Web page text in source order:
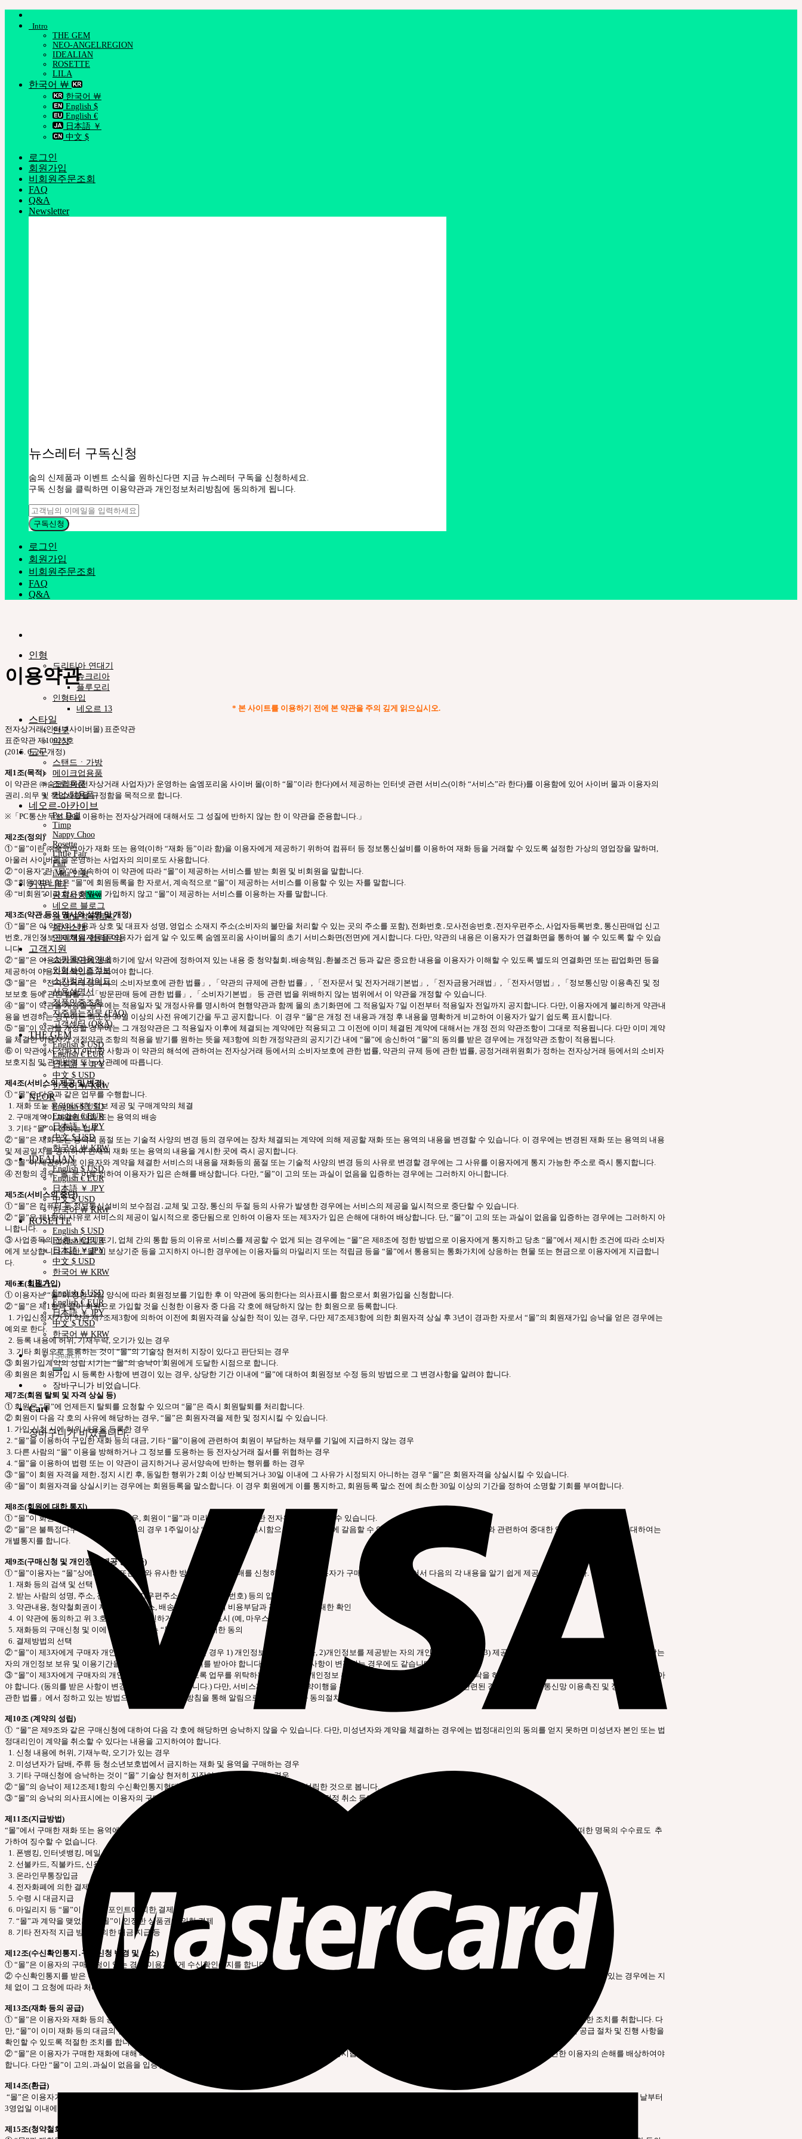
Skip
Intro
THE GEM
NEO-ANGELREGION
IDEALIAN
ROSETTE
LILA
한국어 ￦
한국어 ￦
English $
English €
日本語 ￥
中文 $
로그인
회원가입
비회원주문조회
FAQ
Q&A
Newsletter
뉴스레터 구독신청
숨의 신제품과 이벤트 소식을 원하신다면 지금 뉴스레터 구독을 신청하세요.
구독 신청을 클릭하면 이용약관과 개인정보처리방침에 동의하게 됩니다.
로그인
회원가입
비회원주문조회
FAQ
Q&A
인형
드리티아 연대기
슈크리아
플루모리
인형타입
네오르 13
스타일
안구
의상
도구
스탠드ㆍ가방
메이크업용품
조립용품
커스텀용품
네오르-아카이브
Pet Doll
Timp
Nappy Choo
Rosette
Little Fair
Fair
iMda 인형
커뮤니티
공지사항
네오르 블로그
숨 예술적 공로자
회사소개
인재채용·협력문의
고객지원
쇼핑몰이용안내
인형사이즈정보
스킨컬러가이드
사용설명서
정품인증조회
자주묻는질문 (FAQ)
고객센터 (Q&A)
THE GEM
English $ USD
English € EUR
日本語 ￥ JPY
中文 $ USD
한국어 ￦ KRW
NEOR
English $ USD
English € EUR
日本語 ￥ JPY
中文 $ USD
한국어 ￦ KRW
IDEALIAN
English $ USD
English € EUR
日本語 ￥ JPY
中文 $ USD
한국어 ￦ KRW
ROSETTE
English $ USD
English € EUR
日本語 ￥ JPY
中文 $ USD
한국어 ￦ KRW
LILA
English $ USD
English € EUR
日本語 ￥ JPY
中文 $ USD
한국어 ￦ KRW
Search
for:
장바구니가 비었습니다.
Cart
장바구니가 비었습니다.
이용약관
* 본 사이트를 이용하기 전에 본 약관을 주의 깊게 읽으십시오.
전자상거래(인터넷사이버몰) 표준약관
표준약관 제10023호
(2015. 6. 26. 개정)
제1조(목적)
이 약관은 ㈜숨코리아(전자상거래 사업자)가 운영하는 숨엠포리움 사이버 몰(이하 “몰”이라 한다)에서 제공하는 인터넷 관련 서비스(이하 “서비스”라 한다)를 이용함에 있어 사이버 몰과 이용자의
권리․의무 및 책임사항을 규정함을 목적으로 합니다.
※「PC통신, 무선 등을 이용하는 전자상거래에 대해서도 그 성질에 반하지 않는 한 이 약관을 준용합니다.」
제2조(정의)
① “몰”이란 ㈜숨코리아가 재화 또는 용역(이하 “재화 등”이라 함)을 이용자에게 제공하기 위하여 컴퓨터 등 정보통신설비를 이용하여 재화 등을 거래할 수 있도록 설정한 가상의 영업장을 말하며,
아울러 사이버몰을 운영하는 사업자의 의미로도 사용합니다.
② “이용자”란 “몰”에 접속하여 이 약관에 따라 “몰”이 제공하는 서비스를 받는 회원 및 비회원을 말합니다.
③ “회원”이라 함은 “몰”에 회원등록을 한 자로서, 계속적으로 “몰”이 제공하는 서비스를 이용할 수 있는 자를 말합니다.
④ “비회원”이라 함은 회원에 가입하지 않고 “몰”이 제공하는 서비스를 이용하는 자를 말합니다.
제3조(약관 등의 명시와 설명 및 개정)
① “몰”은 이 약관의 내용과 상호 및 대표자 성명, 영업소 소재지 주소(소비자의 불만을 처리할 수 있는 곳의 주소를 포함), 전화번호․모사전송번호․전자우편주소, 사업자등록번호, 통신판매업 신고
번호, 개인정보관리책임자등을 이용자가 쉽게 알 수 있도록 숨엠포리움 사이버몰의 초기 서비스화면(전면)에 게시합니다. 다만, 약관의 내용은 이용자가 연결화면을 통하여 볼 수 있도록 할 수 있습
니다.
② “몰”은 이용자가 약관에 동의하기에 앞서 약관에 정하여져 있는 내용 중 청약철회․배송책임․환불조건 등과 같은 중요한 내용을 이용자가 이해할 수 있도록 별도의 연결화면 또는 팝업화면 등을
제공하여 이용자의 확인을 구하여야 합니다.
③ “몰”은 「전자상거래 등에서의 소비자보호에 관한 법률」, 「약관의 규제에 관한 법률」, 「전자문서 및 전자거래기본법」, 「전자금융거래법」, 「전자서명법」, 「정보통신망 이용촉진 및 정
보보호 등에 관한 법률」, 「방문판매 등에 관한 법률」, 「소비자기본법」 등 관련 법을 위배하지 않는 범위에서 이 약관을 개정할 수 있습니다.
④ “몰”이 약관을 개정할 경우에는 적용일자 및 개정사유를 명시하여 현행약관과 함께 몰의 초기화면에 그 적용일자 7일 이전부터 적용일자 전일까지 공지합니다. 다만, 이용자에게 불리하게 약관내
용을 변경하는 경우에는 최소한 30일 이상의 사전 유예기간을 두고 공지합니다. 이 경우 “몰“은 개정 전 내용과 개정 후 내용을 명확하게 비교하여 이용자가 알기 쉽도록 표시합니다.
⑤ “몰”이 약관을 개정할 경우에는 그 개정약관은 그 적용일자 이후에 체결되는 계약에만 적용되고 그 이전에 이미 체결된 계약에 대해서는 개정 전의 약관조항이 그대로 적용됩니다. 다만 이미 계약
을 체결한 이용자가 개정약관 조항의 적용을 받기를 원하는 뜻을 제3항에 의한 개정약관의 공지기간 내에 “몰”에 송신하여 “몰”의 동의를 받은 경우에는 개정약관 조항이 적용됩니다.
⑥ 이 약관에서 정하지 아니한 사항과 이 약관의 해석에 관하여는 전자상거래 등에서의 소비자보호에 관한 법률, 약관의 규제 등에 관한 법률, 공정거래위원회가 정하는 전자상거래 등에서의 소비자
보호지침 및 관계법령 또는 상관례에 따릅니다.
제4조(서비스의 제공 및 변경)
① “몰”은 다음과 같은 업무를 수행합니다.
1. 재화 또는 용역에 대한 정보 제공 및 구매계약의 체결
2. 구매계약이 체결된 재화 또는 용역의 배송
3. 기타 “몰”이 정하는 업무
② “몰”은 재화 또는 용역의 품절 또는 기술적 사양의 변경 등의 경우에는 장차 체결되는 계약에 의해 제공할 재화 또는 용역의 내용을 변경할 수 있습니다. 이 경우에는 변경된 재화 또는 용역의 내용
및 제공일자를 명시하여 현재의 재화 또는 용역의 내용을 게시한 곳에 즉시 공지합니다.
③ “몰”이 제공하기로 이용자와 계약을 체결한 서비스의 내용을 재화등의 품절 또는 기술적 사양의 변경 등의 사유로 변경할 경우에는 그 사유를 이용자에게 통지 가능한 주소로 즉시 통지합니다.
④ 전항의 경우 “몰”은 이로 인하여 이용자가 입은 손해를 배상합니다. 다만, “몰”이 고의 또는 과실이 없음을 입증하는 경우에는 그러하지 아니합니다.
제5조(서비스의 중단)
① “몰”은 컴퓨터 등 정보통신설비의 보수점검․교체 및 고장, 통신의 두절 등의 사유가 발생한 경우에는 서비스의 제공을 일시적으로 중단할 수 있습니다.
② “몰”은 제1항의 사유로 서비스의 제공이 일시적으로 중단됨으로 인하여 이용자 또는 제3자가 입은 손해에 대하여 배상합니다. 단, “몰”이 고의 또는 과실이 없음을 입증하는 경우에는 그러하지 아
니합니다.
③ 사업종목의 전환, 사업의 포기, 업체 간의 통합 등의 이유로 서비스를 제공할 수 없게 되는 경우에는 “몰”은 제8조에 정한 방법으로 이용자에게 통지하고 당초 “몰”에서 제시한 조건에 따라 소비자
에게 보상합니다. 다만, “몰”이 보상기준 등을 고지하지 아니한 경우에는 이용자들의 마일리지 또는 적립금 등을 “몰”에서 통용되는 통화가치에 상응하는 현물 또는 현금으로 이용자에게 지급합니
다.
제6조(회원가입)
① 이용자는 “몰”이 정한 가입 양식에 따라 회원정보를 기입한 후 이 약관에 동의한다는 의사표시를 함으로서 회원가입을 신청합니다.
② “몰”은 제1항과 같이 회원으로 가입할 것을 신청한 이용자 중 다음 각 호에 해당하지 않는 한 회원으로 등록합니다.
1. 가입신청자가 이 약관 제7조제3항에 의하여 이전에 회원자격을 상실한 적이 있는 경우, 다만 제7조제3항에 의한 회원자격 상실 후 3년이 경과한 자로서 “몰”의 회원재가입 승낙을 얻은 경우에는
예외로 한다.
2. 등록 내용에 허위, 기재누락, 오기가 있는 경우
3. 기타 회원으로 등록하는 것이 “몰”의 기술상 현저히 지장이 있다고 판단되는 경우
③ 회원가입계약의 성립 시기는 “몰”의 승낙이 회원에게 도달한 시점으로 합니다.
④ 회원은 회원가입 시 등록한 사항에 변경이 있는 경우, 상당한 기간 이내에 “몰”에 대하여 회원정보 수정 등의 방법으로 그 변경사항을 알려야 합니다.
제7조(회원 탈퇴 및 자격 상실 등)
① 회원은 “몰”에 언제든지 탈퇴를 요청할 수 있으며 “몰”은 즉시 회원탈퇴를 처리합니다.
② 회원이 다음 각 호의 사유에 해당하는 경우, “몰”은 회원자격을 제한 및 정지시킬 수 있습니다.
1. 가입 신청 시에 허위 내용을 등록한 경우
2. “몰”을 이용하여 구입한 재화 등의 대금, 기타 “몰”이용에 관련하여 회원이 부담하는 채무를 기일에 지급하지 않는 경우
3. 다른 사람의 “몰” 이용을 방해하거나 그 정보를 도용하는 등 전자상거래 질서를 위협하는 경우
4. “몰”을 이용하여 법령 또는 이 약관이 금지하거나 공서양속에 반하는 행위를 하는 경우
③ “몰”이 회원 자격을 제한․정지 시킨 후, 동일한 행위가 2회 이상 반복되거나 30일 이내에 그 사유가 시정되지 아니하는 경우 “몰”은 회원자격을 상실시킬 수 있습니다.
④ “몰”이 회원자격을 상실시키는 경우에는 회원등록을 말소합니다. 이 경우 회원에게 이를 통지하고, 회원등록 말소 전에 최소한 30일 이상의 기간을 정하여 소명할 기회를 부여합니다.
제8조(회원에 대한 통지)
① “몰”이 회원에 대한 통지를 하는 경우, 회원이 “몰”과 미리 약정하여 지정한 전자우편 주소로 할 수 있습니다.
② “몰”은 불특정다수 회원에 대한 통지의 경우 1주일이상 “몰” 게시판에 게시함으로서 개별 통지에 갈음할 수 있습니다. 다만, 회원 본인의 거래와 관련하여 중대한 영향을 미치는 사항에 대하여는
개별통지를 합니다.
제9조(구매신청 및 개인정보 제공 동의 등)
① “몰”이용자는 “몰”상에서 다음 또는 이와 유사한 방법에 의하여 구매를 신청하며, “몰”은 이용자가 구매신청을 함에 있어서 다음의 각 내용을 알기 쉽게 제공하여야 합니다.
1. 재화 등의 검색 및 선택
2. 받는 사람의 성명, 주소, 전화번호, 전자우편주소(또는 이동전화번호) 등의 입력
3. 약관내용, 청약철회권이 제한되는 서비스, 배송료․설치비 등의 비용부담과 관련한 내용에 대한 확인
4. 이 약관에 동의하고 위 3.호의 사항을 확인하거나 거부하는 표시 (예, 마우스 클릭)
5. 재화등의 구매신청 및 이에 관한 확인 또는 “몰”의 확인에 대한 동의
6. 결제방법의 선택
② “몰”이 제3자에게 구매자 개인정보를 제공할 필요가 있는 경우 1) 개인정보를 제공받는 자, 2)개인정보를 제공받는 자의 개인정보 이용목적, 3) 제공하는 개인정보의 항목, 4) 개인정보를 제공받는
자의 개인정보 보유 및 이용기간을 구매자에게 알리고 동의를 받아야 합니다. (동의를 받은 사항이 변경되는 경우에도 같습니다.)
③ “몰”이 제3자에게 구매자의 개인정보를 취급할 수 있도록 업무를 위탁하는 경우에는 1) 개인정보 취급위탁을 받는 자, 2) 개인정보 취급위탁을 하는 업무의 내용을 구매자에게 알리고 동의를 받아
야 합니다. (동의를 받은 사항이 변경되는 경우에도 같습니다.) 다만, 서비스제공에 관한 계약이행을 위해 필요하고 구매자의 편의증진과 관련된 경우에는 「정보통신망 이용촉진 및 정보보호 등에
관한 법률」에서 정하고 있는 방법으로 개인정보 취급방침을 통해 알림으로써 고지절차와 동의절차를 거치지 않아도 됩니다.
제10조 (계약의 성립)
① “몰”은 제9조와 같은 구매신청에 대하여 다음 각 호에 해당하면 승낙하지 않을 수 있습니다. 다만, 미성년자와 계약을 체결하는 경우에는 법정대리인의 동의를 얻지 못하면 미성년자 본인 또는 법
정대리인이 계약을 취소할 수 있다는 내용을 고지하여야 합니다.
1. 신청 내용에 허위, 기재누락, 오기가 있는 경우
2. 미성년자가 담배, 주류 등 청소년보호법에서 금지하는 재화 및 용역을 구매하는 경우
3. 기타 구매신청에 승낙하는 것이 “몰” 기술상 현저히 지장이 있다고 판단하는 경우
② “몰”의 승낙이 제12조제1항의 수신확인통지형태로 이용자에게 도달한 시점에 계약이 성립한 것으로 봅니다.
③ “몰”의 승낙의 의사표시에는 이용자의 구매 신청에 대한 확인 및 판매가능 여부, 구매신청의 정정 취소 등에 관한 정보 등을 포함하여야 합니다.
제11조(지급방법)
“몰”에서 구매한 재화 또는 용역에 대한 대금지급방법은 다음 각 호의 방법중 가용한 방법으로 할 수 있습니다. 단, “몰”은 이용자의 지급방법에 대하여 재화 등의 대금에 어떠한 명목의 수수료도 추
가하여 징수할 수 없습니다.
1. 폰뱅킹, 인터넷뱅킹, 메일 뱅킹 등의 각종 계좌이체
2. 선불카드, 직불카드, 신용카드 등의 각종 카드 결제
3. 온라인무통장입금
4. 전자화폐에 의한 결제
5. 수령 시 대금지급
6. 마일리지 등 “몰”이 지급한 포인트에 의한 결제
7. “몰”과 계약을 맺었거나 “몰”이 인정한 상품권에 의한 결제
8. 기타 전자적 지급 방법에 의한 대금 지급 등
제12조(수신확인통지․구매신청 변경 및 취소)
① “몰”은 이용자의 구매신청이 있는 경우 이용자에게 수신확인통지를 합니다.
② 수신확인통지를 받은 이용자는 의사표시의 불일치 등이 있는 경우에는 수신확인통지를 받은 후 즉시 구매신청 변경 및 취소를 요청할 수 있고 “몰”은 배송 전에 이용자의 요청이 있는 경우에는 지
체 없이 그 요청에 따라 처리하여야 합니다. 다만 이미 대금을 지불한 경우에는 제15조의 청약철회 등에 관한 규정에 따릅니다.
제13조(재화 등의 공급)
① “몰”은 이용자와 재화 등의 공급시기에 관하여 별도의 약정이 없는 이상, 이용자가 청약을 한 날부터 7일 이내에 재화 등을 배송할 수 있도록 주문제작, 포장 등 기타의 필요한 조치를 취합니다. 다
만, “몰”이 이미 재화 등의 대금의 전부 또는 일부를 받은 경우에는 대금의 전부 또는 일부를 받은 날부터 3영업일 이내에 조치를 취합니다. 이때 “몰”은 이용자가 재화 등의 공급 절차 및 진행 사항을
확인할 수 있도록 적절한 조치를 합니다.
② “몰”은 이용자가 구매한 재화에 대해 배송수단, 수단별 배송비용 부담자, 수단별 배송기간 등을 명시합니다. 만약 “몰”이 약정 배송기간을 초과한 경우에는 그로 인한 이용자의 손해를 배상하여야
합니다. 다만 “몰”이 고의․과실이 없음을 입증한 경우에는 그러하지 아니합니다.
제14조(환급)
“몰”은 이용자가 구매신청한 재화 등이 품절 등의 사유로 인도 또는 제공을 할 수 없을 때에는 지체 없이 그 사유를 이용자에게 통지하고 사전에 재화 등의 대금을 받은 경우에는 대금을 받은 날부터
3영업일 이내에 환급하거나 환급에 필요한 조치를 취합니다.
제15조(청약철회 등)